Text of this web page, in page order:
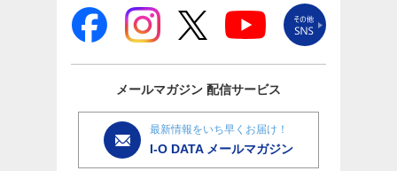
メールマガジン 配信サービス
最新情報をいち早くお届け！
I-O DATA メールマガジン